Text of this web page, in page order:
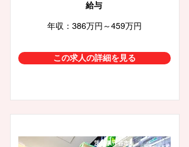
給与
年収：386万円～459万円
この求人の詳細を見る
茨城県守谷市